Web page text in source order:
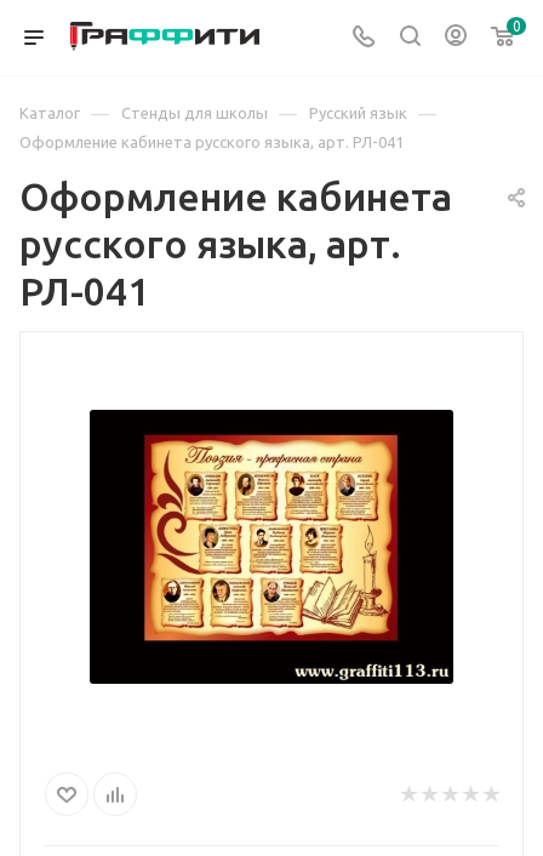
0
Каталог — Стенды для школы — Русский язык —
Оформление кабинета русского языка, арт. РЛ-041
Оформление кабинета
русского языка, арт.
РЛ-041